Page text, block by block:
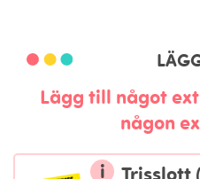
Lägg till något
någon
i
Trisslott